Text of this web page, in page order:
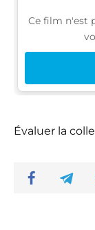
Ce film n'est
Évaluer la